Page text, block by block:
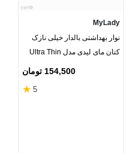
MyLady
نوار بهداشتی بالدار خیلی نازک
کتان مای لیدی مدل Ultra Thin
154,500 تومان
5
★